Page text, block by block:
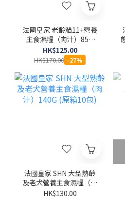
法國皇家 老齡貓11+營養
主食濕糧（肉汁）85G
(原箱12包)
HK$125.00
HK$170.00 -27%
法國皇家 SHN 大型熟齡
及老犬營養主食濕糧（肉
汁）140G (原箱10包)
HK$130.00